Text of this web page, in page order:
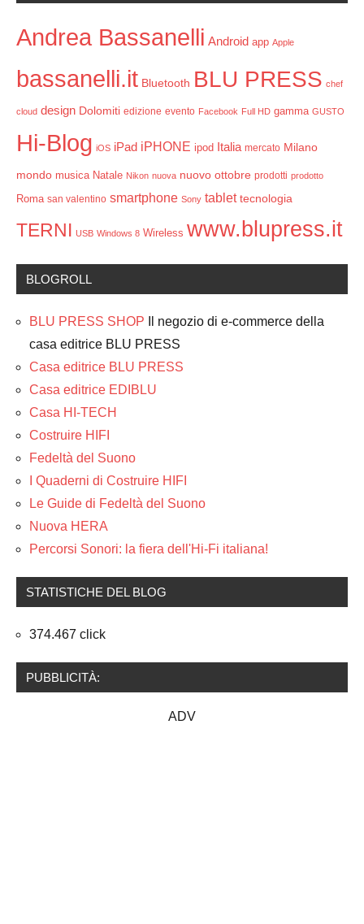
Andrea Bassanelli Android app Apple
bassanelli.it Bluetooth BLU PRESS chef
cloud design Dolomiti edizione evento Facebook Full HD gamma GUSTO
Hi-Blog iOS iPad iPHONE ipod Italia mercato Milano
mondo musica Natale Nikon nuova nuovo ottobre prodotti prodotto
Roma san valentino smartphone Sony tablet tecnologia
TERNI USB Windows 8 Wireless www.blupress.it
BLOGROLL
BLU PRESS SHOP Il negozio di e-commerce della
casa editrice BLU PRESS
Casa editrice BLU PRESS
Casa editrice EDIBLU
Casa HI-TECH
Costruire HIFI
Fedeltà del Suono
I Quaderni di Costruire HIFI
Le Guide di Fedeltà del Suono
Nuova HERA
Percorsi Sonori: la fiera dell'Hi-Fi italiana!
STATISTICHE DEL BLOG
374.467 click
PUBBLICITÀ:
ADV